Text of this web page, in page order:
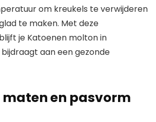
om kreukels te verwijderen
te maken. Met deze
je Katoenen molton in
aan een gezonde
maten en pasvorm